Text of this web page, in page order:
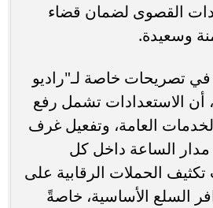
القصوى لضمان قضاء
وسعيدة.
تصريحات خاصة لـ"راديو
أن الاستعدادات تشمل رفع
العامة، وتفعيل غرف
الساعة داخل كل
الحملات الرقابية على
السلع الأساسية، خاصةً